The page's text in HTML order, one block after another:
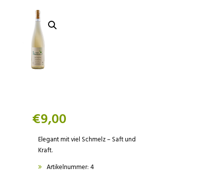
€9,00
Elegant mit viel Schmelz – Saft und
Kraft.
Artikelnummer: 4